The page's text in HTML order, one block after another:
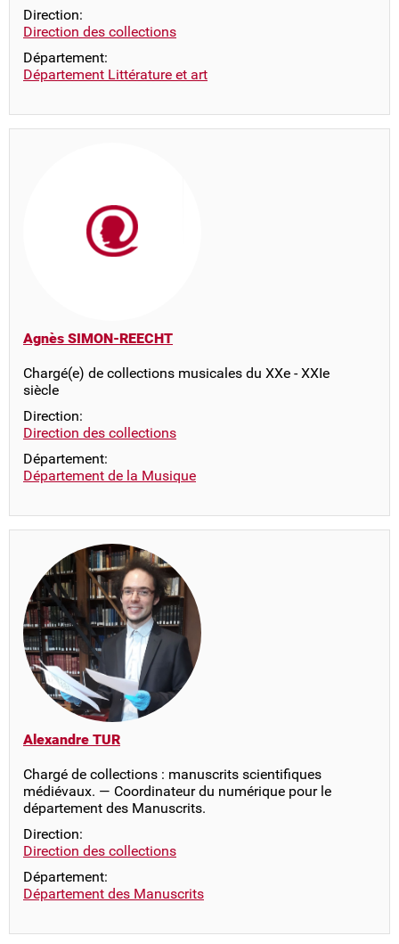
Direction:
Direction des collections
Département:
Département Littérature et art
Agnès SIMON-REECHT
Chargé(e) de collections musicales du XXe - XXIe
siècle
Direction:
Direction des collections
Département:
Département de la Musique
Alexandre TUR
Chargé de collections : manuscrits scientifiques
médiévaux. — Coordinateur du numérique pour le
département des Manuscrits.
Direction:
Direction des collections
Département:
Département des Manuscrits